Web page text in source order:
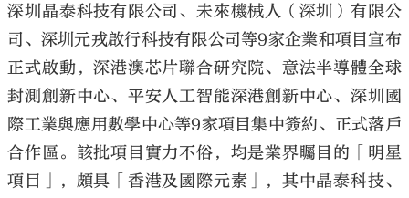
深圳晶泰科技有限公司、未來機械人（深圳）有限公
司、深圳元戎啟行科技有限公司等9家企業和項目宣布
正式啟動，深港澳芯片聯合研究院、意法半導體全球
封測創新中心、平安人工智能深港創新中心、深圳國
際工業與應用數學中心等9家項目集中簽約、正式落戶
合作區。該批項目實力不俗，均是業界矚目的「明星
項目」，頗具「香港及國際元素」，其中晶泰科技、